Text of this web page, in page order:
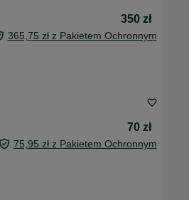
350 zł
365,75 zł z Pakietem Ochronnym
70 zł
75,95 zł z Pakietem Ochronnym